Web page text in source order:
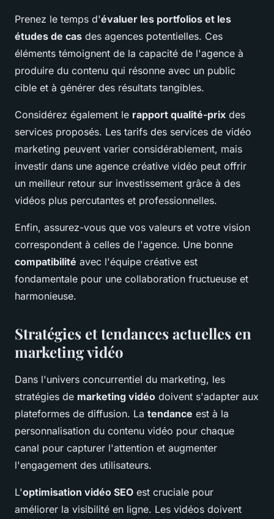
Prenez le temps d'évaluer les portfolios et les
études de cas des agences potentielles. Ces
éléments témoignent de la capacité de l'agence à
produire du contenu qui résonne avec un public
cible et à générer des résultats tangibles.
Considérez également le rapport qualité-prix des
services proposés. Les tarifs des services de vidéo
marketing peuvent varier considérablement, mais
investir dans une agence créative vidéo peut offrir
un meilleur retour sur investissement grâce à des
vidéos plus percutantes et professionnelles.
Enfin, assurez-vous que vos valeurs et votre vision
correspondent à celles de l'agence. Une bonne
compatibilité avec l'équipe créative est
fondamentale pour une collaboration fructueuse et
harmonieuse.
Stratégies et tendances actuelles en
marketing vidéo
Dans l'univers concurrentiel du marketing, les
stratégies de marketing vidéo doivent s'adapter aux
plateformes de diffusion. La tendance est à la
personnalisation du contenu vidéo pour chaque
canal pour capturer l'attention et augmenter
l'engagement des utilisateurs.
L'optimisation vidéo SEO est cruciale pour
améliorer la visibilité en ligne. Les vidéos doivent